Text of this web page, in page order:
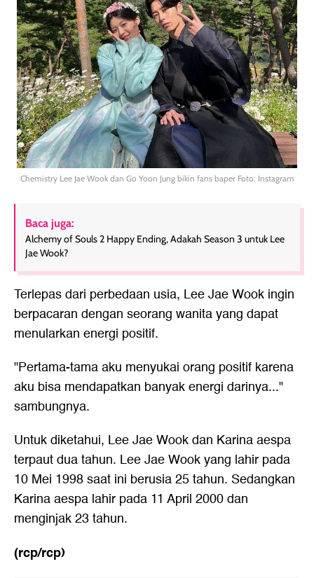
Chemistry Lee Jae Wook dan Go Yoon Jung bikin fans baper Foto: Instagram
Baca juga:
Alchemy of Souls 2 Happy Ending, Adakah Season 3 untuk Lee
Jae Wook?
Terlepas dari perbedaan usia, Lee Jae Wook ingin
berpacaran dengan seorang wanita yang dapat
menularkan energi positif.
"Pertama-tama aku menyukai orang positif karena
aku bisa mendapatkan banyak energi darinya..."
sambungnya.
Untuk diketahui, Lee Jae Wook dan Karina aespa
terpaut dua tahun. Lee Jae Wook yang lahir pada
10 Mei 1998 saat ini berusia 25 tahun. Sedangkan
Karina aespa lahir pada 11 April 2000 dan
menginjak 23 tahun.
(rcp/rcp)